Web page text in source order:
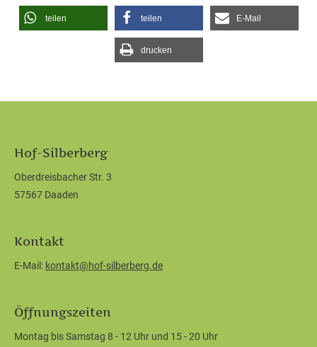
teilen teilen E-Mail
drucken
Hof-Silberberg
Oberdreisbacher Str. 3
57567 Daaden
Kontakt
E-Mail: kontakt@hof-silberberg.de
Öffnungszeiten
Montag bis Samstag 8 - 12 Uhr und 15 - 20 Uhr